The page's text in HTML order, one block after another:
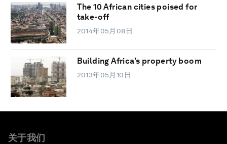
The 10 African cities poised for
take-off
2014年05月08日
Building Africa’s property boom
2013年05月10日
关于我们